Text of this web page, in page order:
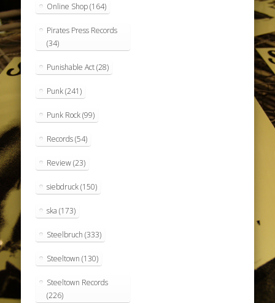
Online Shop(164)
Pirates Press Records
(34)
Punishable Act(28)
Punk(241)
Punk Rock(99)
Records(54)
Review(23)
siebdruck(150)
ska (173)
Steelbruch (333)
Steeltown (130)
Steeltown Records
(226)